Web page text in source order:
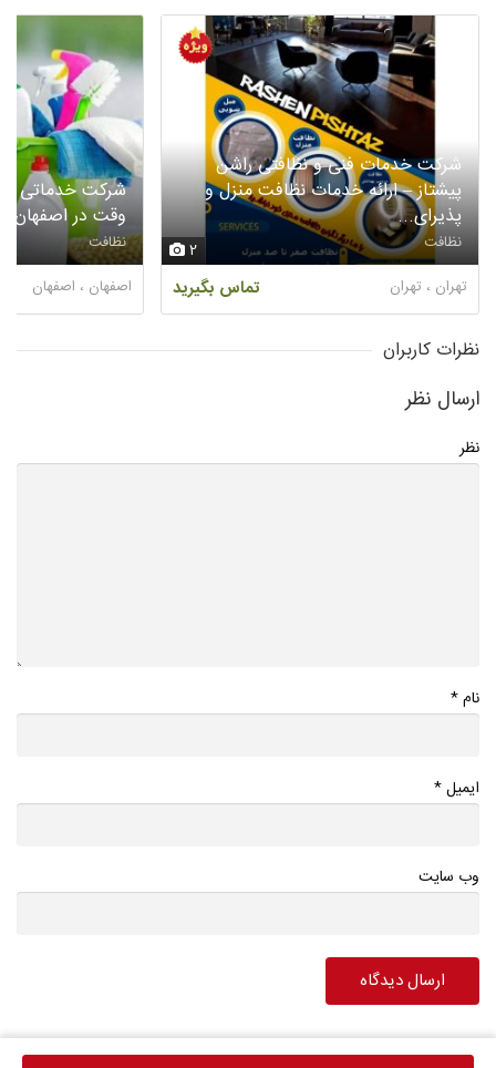
2
شرکت خدمات فنی و نظافتی راشن
پیشتاز – ارائه خدمات نظافت منزل و
پذیرای...
نظافت
تماس بگیرید تهران ، تهران
شرکت خدماتی
وقت در اصفهان
نظافت
اصفهان ، اصفهان
نظرات کاربران
ارسال نظر
نظر
نام*
ایمیل*
وب سایت